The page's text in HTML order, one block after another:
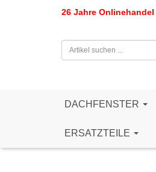
26 Jahre Onlinehandel
DACHFENSTER
ERSATZTEILE